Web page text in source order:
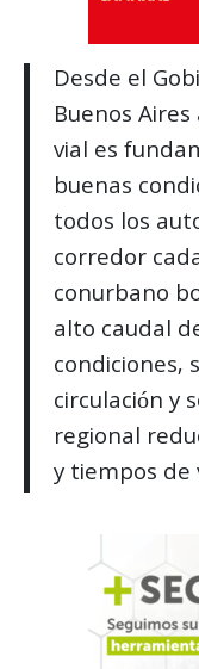
Desde el
Buenos
vial es
buenas
todos los
corredor
conurbano
alto caudal
condiciones,
circulación y
regional
y tiempos de